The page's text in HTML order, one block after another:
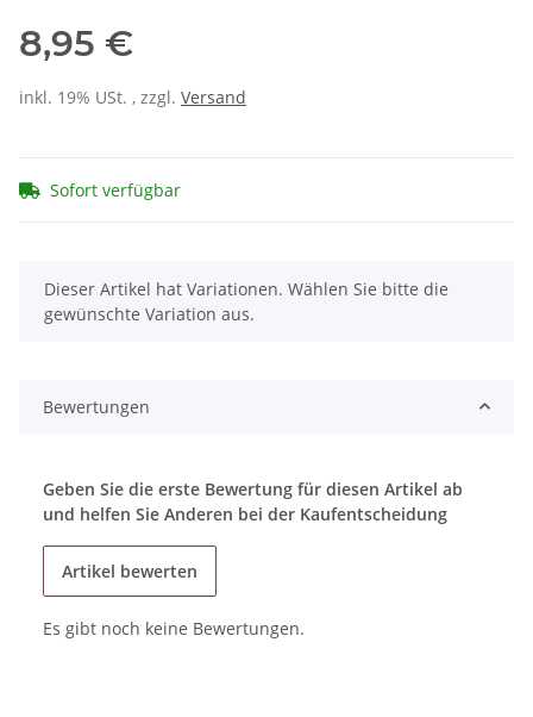
8,95 €
inkl. 19% USt. , zzgl. Versand
Sofort verfügbar
x
Dieser Artikel hat Variationen. Wählen Sie bitte die
gewünschte Variation aus.
Bewertungen
Geben Sie die erste Bewertung für diesen Artikel ab
und helfen Sie Anderen bei der Kaufentscheidung
Artikel bewerten
Es gibt noch keine Bewertungen.